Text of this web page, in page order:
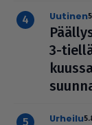
uutinen
3-
urheilu